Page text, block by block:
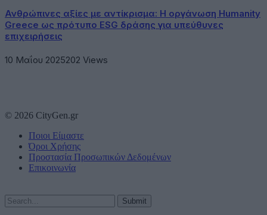
Ανθρώπινες αξίες με αντίκρισμα: Η οργάνωση Humanity
Greece ως πρότυπο ESG δράσης για υπεύθυνες
επιχειρήσεις
10 Μαΐου 2025202 Views
© 2026 CityGen.gr
Ποιοι Είμαστε
Όροι Χρήσης
Προστασία Προσωπικών Δεδομένων
Επικοινωνία
Submit